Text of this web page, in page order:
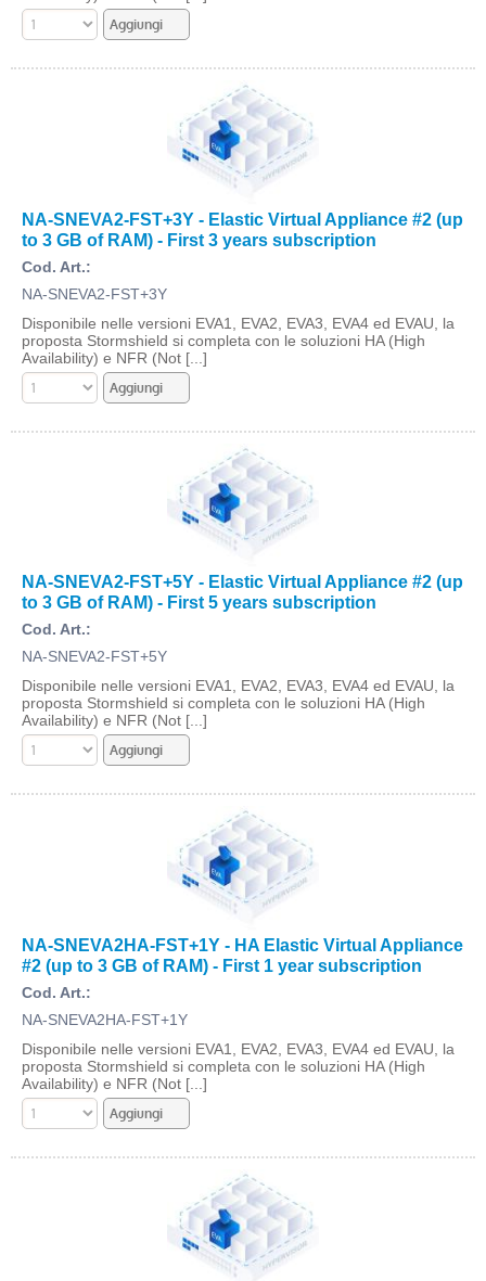
NA-SNEVA2-FST+3Y - Elastic Virtual Appliance #2 (up
to 3 GB of RAM) - First 3 years subscription
Cod. Art.:
NA-SNEVA2-FST+3Y
Disponibile nelle versioni EVA1, EVA2, EVA3, EVA4 ed EVAU, la
proposta Stormshield si completa con le soluzioni HA (High
Availability) e NFR (Not [...]
NA-SNEVA2-FST+5Y - Elastic Virtual Appliance #2 (up
to 3 GB of RAM) - First 5 years subscription
Cod. Art.:
NA-SNEVA2-FST+5Y
Disponibile nelle versioni EVA1, EVA2, EVA3, EVA4 ed EVAU, la
proposta Stormshield si completa con le soluzioni HA (High
Availability) e NFR (Not [...]
NA-SNEVA2HA-FST+1Y - HA Elastic Virtual Appliance
#2 (up to 3 GB of RAM) - First 1 year subscription
Cod. Art.:
NA-SNEVA2HA-FST+1Y
Disponibile nelle versioni EVA1, EVA2, EVA3, EVA4 ed EVAU, la
proposta Stormshield si completa con le soluzioni HA (High
Availability) e NFR (Not [...]